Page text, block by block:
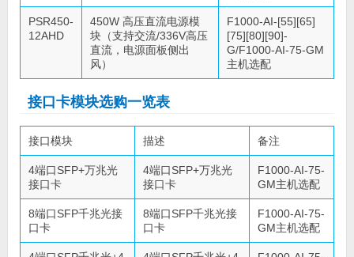
PSR450-
12AHD
450W 高压直流电源模
块（支持交流/336V高压
直流，电源面板侧出
风）
F1000-AI-[55][65]
[75][80][90]-
G/F1000-AI-75-GM
主机选配
接口卡模块选购一览表
接口模块 描述 备注
4端口SFP+万兆光
接口卡
4端口SFP+万兆光
接口卡
F1000-AI-75-
GM主机选配
8端口SFP千兆光接
口卡
8端口SFP千兆光接
口卡
F1000-AI-75-
GM主机选配